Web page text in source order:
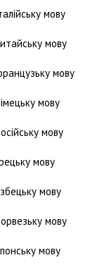
мову
мову
мову
мову
мову
мову
мову
мову
мову